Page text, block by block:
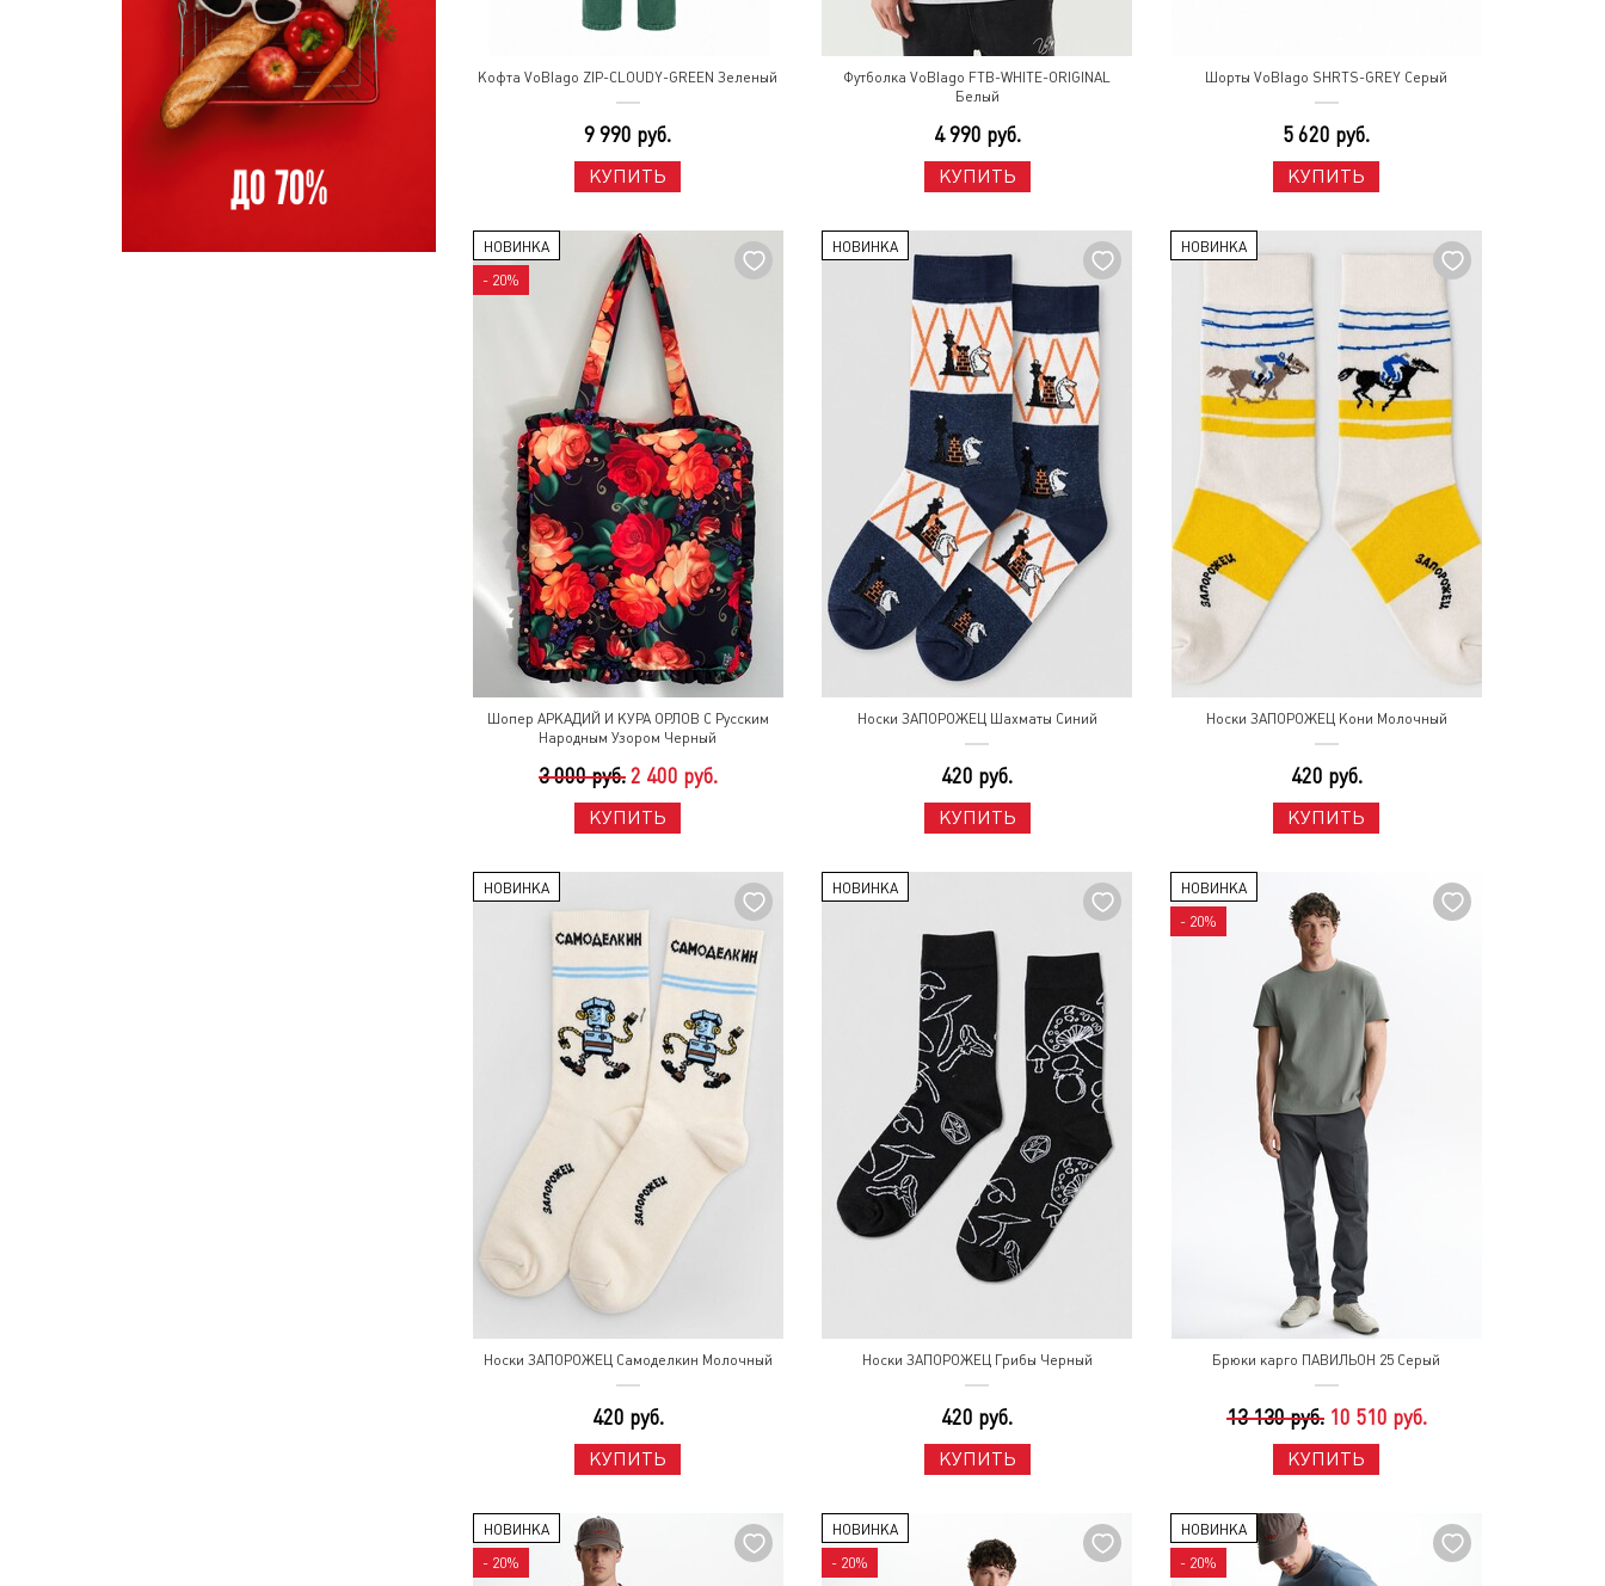
Кофта VoBlago ZIP-CLOUDY-GREEN Зеленый
9 990 руб.
КУПИТЬ
Футболка VoBlago FTB-WHITE-ORIGINAL
Белый
4 990 руб.
КУПИТЬ
Шорты VoBlago SHRTS-GREY Серый
5 620 руб.
КУПИТЬ
НОВИНКА
- 20%
Шопер АРКАДИЙ И КУРА ОРЛОВ С Русским
Народным Узором Черный
3 000 руб. 2 400 руб.
КУПИТЬ
НОВИНКА
Носки ЗАПОРОЖЕЦ Шахматы Синий
420 руб.
КУПИТЬ
НОВИНКА
Носки ЗАПОРОЖЕЦ Кони Молочный
420 руб.
КУПИТЬ
НОВИНКА
Носки ЗАПОРОЖЕЦ Самоделкин Молочный
420 руб.
КУПИТЬ
НОВИНКА
Носки ЗАПОРОЖЕЦ Грибы Черный
420 руб.
КУПИТЬ
НОВИНКА
- 20%
Брюки карго ПАВИЛЬОН 25 Серый
13 130 руб. 10 510 руб.
КУПИТЬ
НОВИНКА
- 20%
НОВИНКА
- 20%
НОВИНКА
- 20%